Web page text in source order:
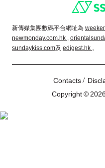
新傳媒集團數碼平台網址為
newmonday.com.hk ,
sundaykiss.com及 edigest.hk 。
Contacts/
Copyright ©